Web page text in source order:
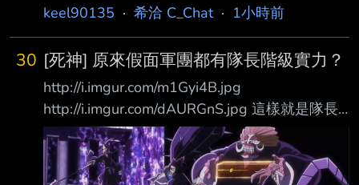
keel90135 · 希洽 C_Chat· 1小時前
30 [死神] 原來假面軍團都有隊長階級實力？
http://i.imgur.com/m1Gyi4B.jpg
http://i.imgur.com/dAURGnS.jpg 這樣就是隊長
階級 難怪死神方完全絕望 我記得一開始一護闖
屍魂界時 遇到隊長級的當時很絕望欸 還是假面
軍團純屬來搞笑的？ 明明pose都擺出來了 潮度